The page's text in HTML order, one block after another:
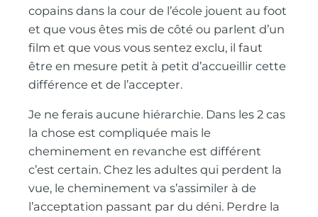
copains dans la cour de l’école jouent au foot
et que vous êtes mis de côté ou parlent d’un
film et que vous vous sentez exclu, il faut
être en mesure petit à petit d’accueillir cette
différence et de l’accepter.
Je ne ferais aucune hiérarchie. Dans les 2 cas
la chose est compliquée mais le
cheminement en revanche est différent
c’est certain. Chez les adultes qui perdent la
vue, le cheminement va s’assimiler à de
l’acceptation passant par du déni. Perdre la